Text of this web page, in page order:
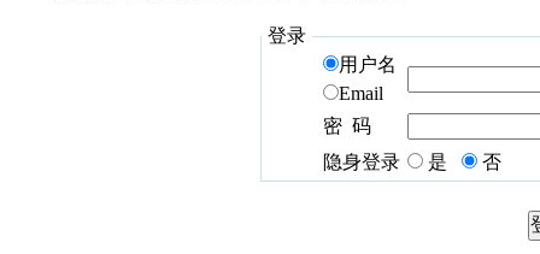
登录
用户名
Email
密 码
隐身登录
是 否